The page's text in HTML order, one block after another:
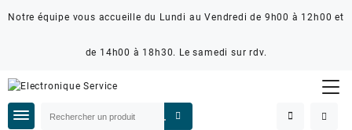
Notre équipe vous accueille du Lundi au Vendredi de 9h00 à 12h00 et
de 14h00 à 18h30. Le samedi sur rdv.